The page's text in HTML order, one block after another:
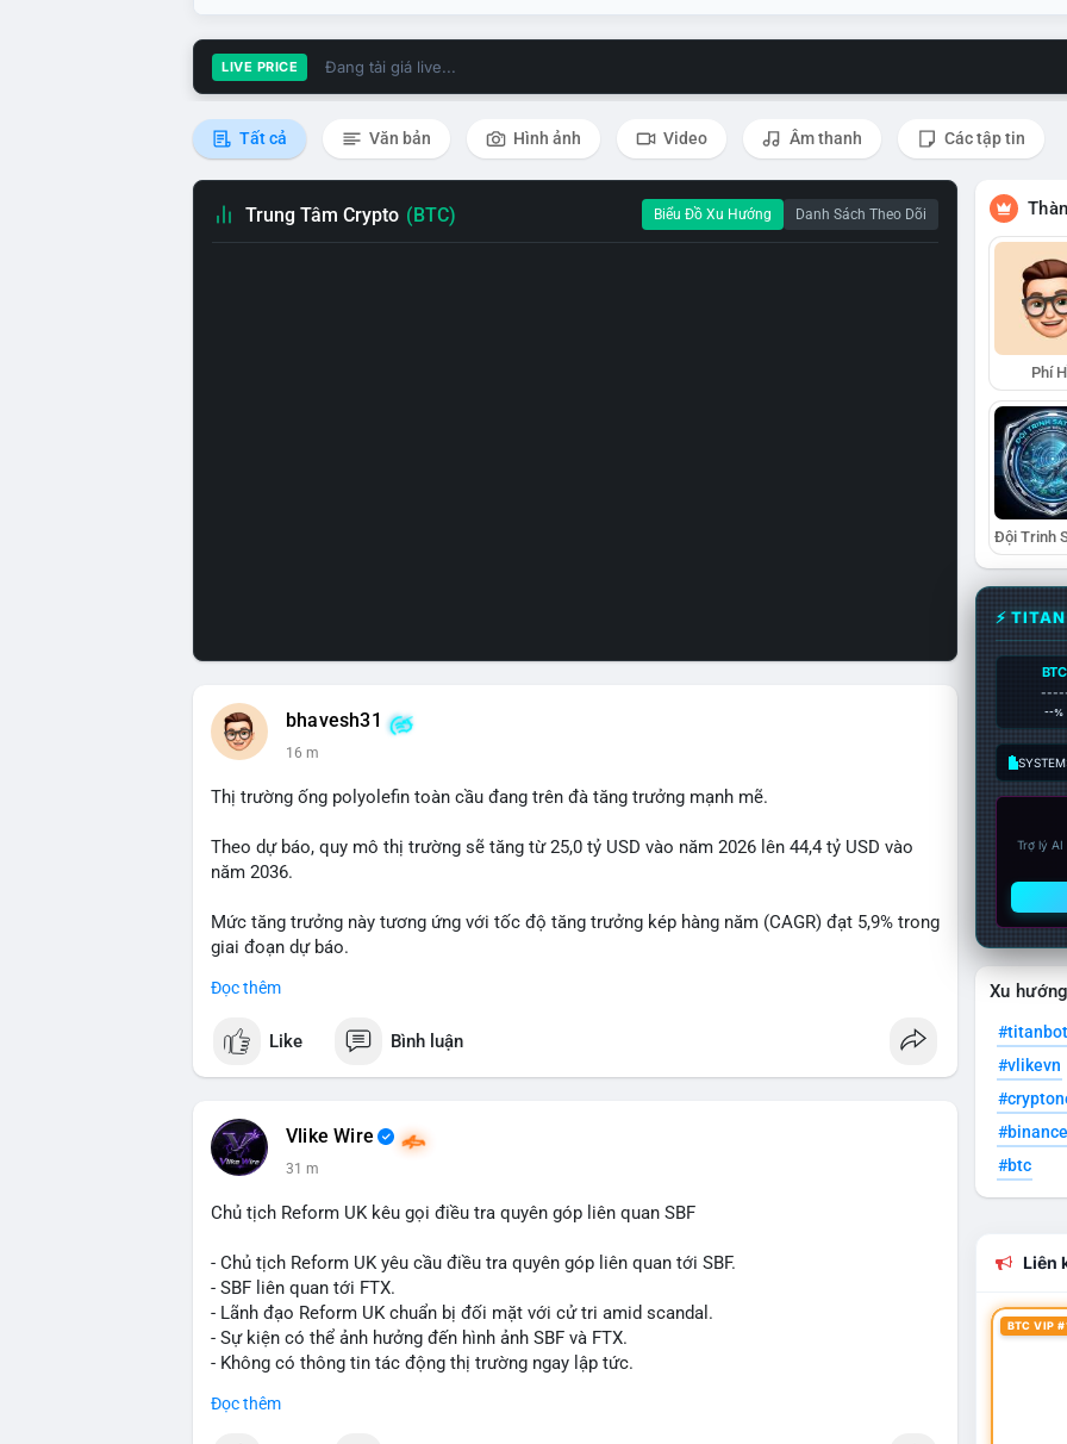
LIVE PRICE Đang tải giá live...
Tất cả Văn bản Hình ảnh Video Âm thanh Các tập tin
Trung Tâm Crypto (BTC) Biểu Đồ Xu Hướng Danh Sách Theo Dõi
bhavesh31
16 m
Thị trường ống polyolefin toàn cầu đang trên đà tăng trưởng mạnh mẽ.
Theo dự báo, quy mô thị trường sẽ tăng từ 25,0 tỷ USD vào năm 2026 lên 44,4 tỷ USD vào
năm 2036.
Mức tăng trưởng này tương ứng với tốc độ tăng trưởng kép hàng năm (CAGR) đạt 5,9% trong
giai đoạn dự báo.
Đây là tín hiệu tích cực cho các nhà sản xuất, nhà phân phối và nhà đầu tư trong ngành vật
Bạn đánh giá thế nào về tiềm năng của dòng sản phẩm ống nhựa polyolefin trong tương lai?
Đọc thêm
Like Bình luận
Vlike Wire
31 m
Chủ tịch Reform UK kêu gọi điều tra quyên góp liên quan SBF
- Chủ tịch Reform UK yêu cầu điều tra quyên góp liên quan tới SBF.
- SBF liên quan tới FTX.
- Lãnh đạo Reform UK chuẩn bị đối mặt với cử tri amid scandal.
- Sự kiện có thể ảnh hưởng đến hình ảnh SBF và FTX.
- Không có thông tin tác động thị trường ngay lập tức.
Đọc thêm
Phí
⚡
BTC
--%
Trợ lý
Xu
#titanbot
#vlikevn
#btc
Liên
BTC VIP